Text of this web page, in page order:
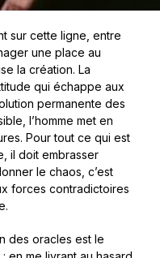
sur cette ligne, entre
une place au
la création. La
qui échappe aux
permanente des
l’homme met en
Pour tout ce qui est
il doit embrasser
le chaos, c’est
forces contradictoires
des oracles est le